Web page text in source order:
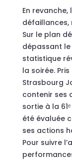
En revanche,
défaillances,
Sur le plan
dépassant
statistique
la soirée.
Strasbourg
contenir ses
sortie à la
été évaluée
ses actions
Pour suivre